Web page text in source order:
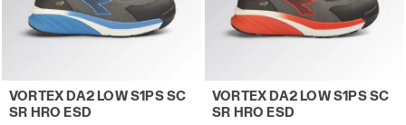
Calzado bajo de seguridad VORTEX DA2 LOW S1PS SC
VORTEX DA2 LOW S1PS SC
SR HRO ESD
Calzado bajo de seguridad
VORTEX DA2 LOW S1PS SC
SR HRO ESD